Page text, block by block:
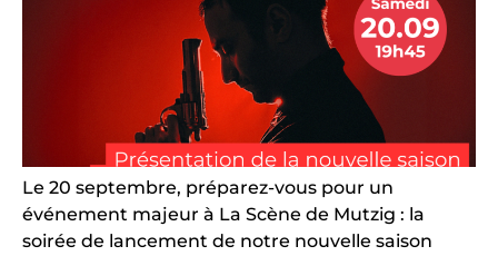
Le 20 septembre, préparez-vous pour un
événement majeur à La Scène de Mutzig : la
soirée de lancement de notre nouvelle saison